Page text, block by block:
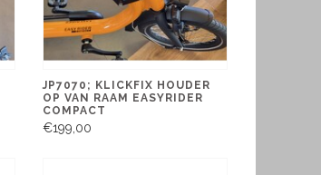
JP7070; KLICKFIX HOUDER
OP VAN RAAM EASYRIDER
COMPACT
€199,00